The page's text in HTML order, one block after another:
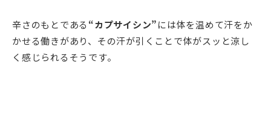
辛さのもとである “カプサイシン”には体を温めて汗をか
かせる働きがあり、その汗が引くことで体がスッと涼し
く感じられるそうです。